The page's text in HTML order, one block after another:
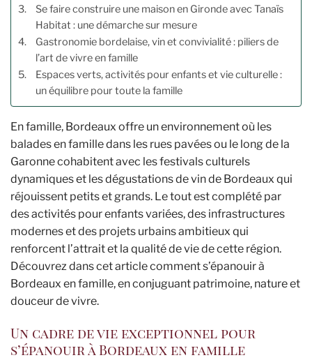
Se faire construire une maison en Gironde avec Tanaïs
Habitat : une démarche sur mesure
Gastronomie bordelaise, vin et convivialité : piliers de
l’art de vivre en famille
Espaces verts, activités pour enfants et vie culturelle :
un équilibre pour toute la famille
En famille, Bordeaux offre un environnement où les
balades en famille dans les rues pavées ou le long de la
Garonne cohabitent avec les festivals culturels
dynamiques et les dégustations de vin de Bordeaux qui
réjouissent petits et grands. Le tout est complété par
des activités pour enfants variées, des infrastructures
modernes et des projets urbains ambitieux qui
renforcent l’attrait et la qualité de vie de cette région.
Découvrez dans cet article comment s’épanouir à
Bordeaux en famille, en conjuguant patrimoine, nature et
douceur de vivre.
Un cadre de vie exceptionnel pour
s’épanouir à Bordeaux en famille